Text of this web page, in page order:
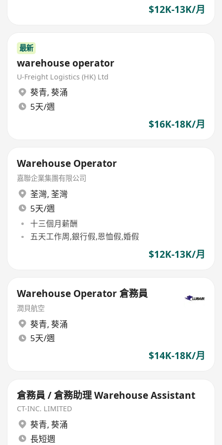
$12K-13K/月
最新
warehouse operator
U-Freight Logistics (HK) Ltd
葵青, 葵涌
5天/週
$16K-18K/月
Warehouse Operator
嘉聯企業集團有限公司
荃灣, 荃灣
5天/週
十三個月薪酬
五天工作周,銀行假,恩恤假,婚假
$12K-13K/月
Warehouse Operator 倉務員
潤貝航空
葵青, 葵涌
5天/週
$14K-18K/月
倉務員 / 倉務助理 Warehouse Assistant
CT-INC. LIMITED
葵青, 葵涌
長短週